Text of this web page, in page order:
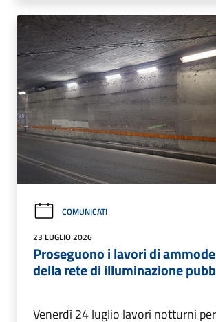
COMUNICATI
23 LUGLIO 2026
Proseguono i lavori di
della rete di illuminazione
Venerdì 24 luglio lavori notturni